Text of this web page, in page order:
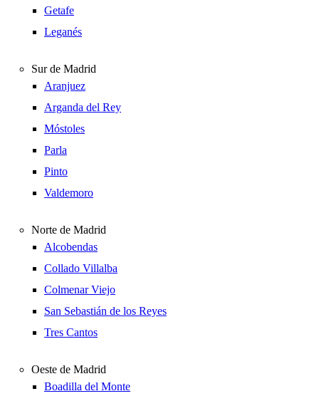
Getafe
Leganés
Sur de Madrid
Aranjuez
Arganda del Rey
Móstoles
Parla
Pinto
Valdemoro
Norte de Madrid
Alcobendas
Collado Villalba
Colmenar Viejo
San Sebastián de los Reyes
Tres Cantos
Oeste de Madrid
Boadilla del Monte